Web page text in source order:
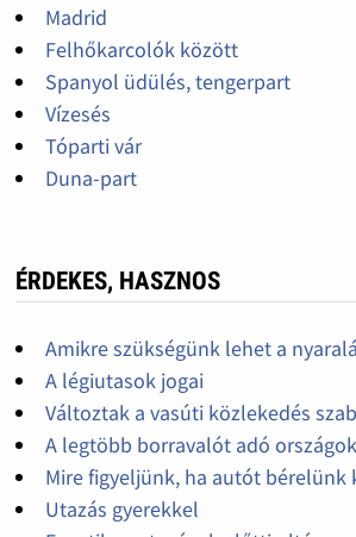
Madrid
Felhőkarcolók között
Spanyol üdülés, tengerpart
Vízesés
Tóparti vár
Duna-part
ÉRDEKES, HASZNOS
Amikre szükségünk lehet a
A légiutasok jogai
Változtak a vasúti közlekedés
A legtöbb borravalót adó országok
Mire figyeljünk, ha autót
Utazás gyerekkel